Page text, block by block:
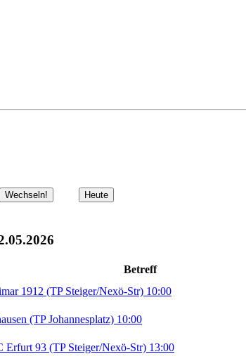
Betreff
1912 (TP Steiger/Nexö-Str) 10:00
(TP Johannesplatz) 10:00
93 (TP Steiger/Nexö-Str) 13:00